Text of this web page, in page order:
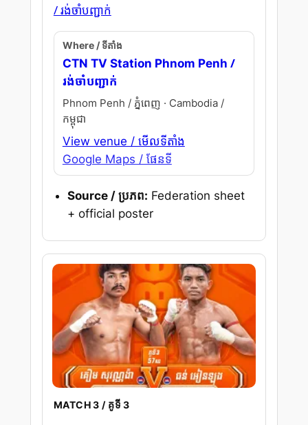
/ រង់ចាំបញ្ជាក់
Where / ទីតាំង
CTN TV Station Phnom Penh /
រង់ចាំបញ្ជាក់
Phnom Penh / ភ្នំពេញ · Cambodia /
កម្ពុជា
View venue / មើលទីតាំង
Google Maps / ផែនទី
Source / ប្រភព: Federation sheet
+ official poster
MATCH 3 / គូទី 3